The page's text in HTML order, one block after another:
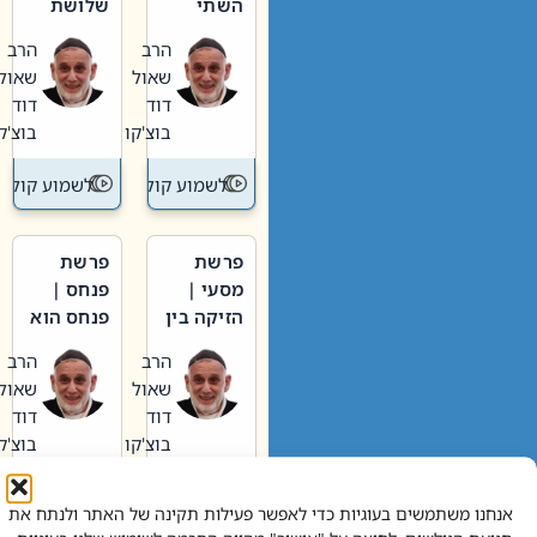
אנחנו משתמשים בעוגיות כדי לאפשר פעילות תקינה של האתר ולנתח את
וערב של
חיינו
הרב
שאול
דוד
בוצ'קו
לשמוע קול תורה – מדרש
האבות
הרב
שאול
דוד
בוצ'קו
לשמוע קול
פרשת
מסעי |
הזיקה בין
הגדול לעם הרב
שאול
דוד
בוצ'קו
לשמוע קול תורה – מדרש
פרשת
פנחס |
פנחס הוא
אליהו: בין
קנאות
הורסת
לקנאות
בונה
הרב
שאול
דוד
בוצ'קו
לשמוע קול